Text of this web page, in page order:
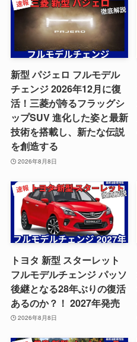
新型 パジェロ フルモデル
チェンジ 2026年12月に復
活！三菱が誇るフラッグシ
ップSUV 進化した姿と最新
技術を搭載し、新たな伝説
を創造する
2026年8月8日
トヨタ 新型 スターレット
フルモデルチェンジ パッソ
後継となる28年ぶりの復活
あるのか？！ 2027年発売
2026年8月8日